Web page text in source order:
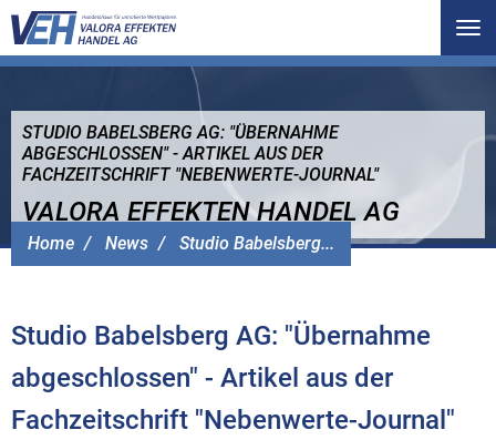
Home News Studio Babelsberg...
STUDIO BABELSBERG AG: "ÜBERNAHME
ABGESCHLOSSEN" - ARTIKEL AUS DER
FACHZEITSCHRIFT "NEBENWERTE-JOURNAL"
VALORA EFFEKTEN HANDEL AG
Studio Babelsberg AG: "Übernahme
abgeschlossen" - Artikel aus der
Fachzeitschrift "Nebenwerte-Journal"